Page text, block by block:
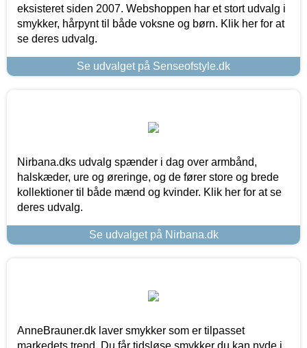
eksisteret siden 2007. Webshoppen har et stort udvalg i
smykker, hårpynt til både voksne og børn. Klik her for at
se deres udvalg.
Se udvalget på Senseofstyle.dk
Nirbana.dks udvalg spænder i dag over armbånd,
halskæder, ure og øreringe, og de fører store og brede
kollektioner til både mænd og kvinder. Klik her for at se
deres udvalg.
Se udvalget på Nirbana.dk
AnneBrauner.dk laver smykker som er tilpasset
markedets trend. Du får tidsløse smykker du kan nyde i